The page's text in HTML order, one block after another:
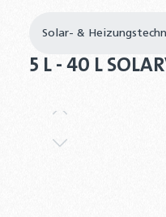
Solar- &
5 L - 40 L